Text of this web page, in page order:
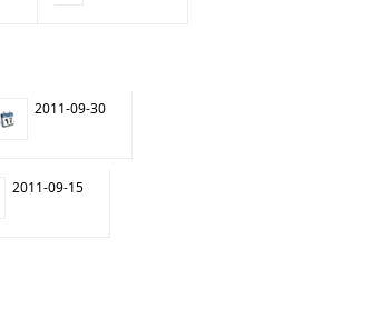
2011-09-30
2011-09-15